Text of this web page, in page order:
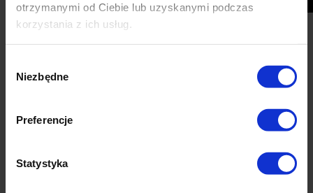
otrzymanymi od Ciebie lub uzyskanymi podczas
korzystania z ich usług.
zgody
Niezbędne
Preferencje
Statystyka
Okazje cenowe